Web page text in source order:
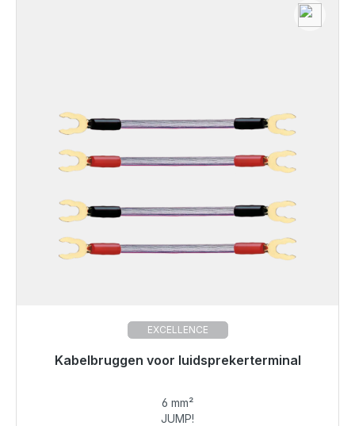
EXCELLENCE
Kabelbruggen voor luidsprekerterminal
Klaar voor onmiddellijke verzending, levertijd 48 uur*
€ 37,49
6 mm²
JUMP!